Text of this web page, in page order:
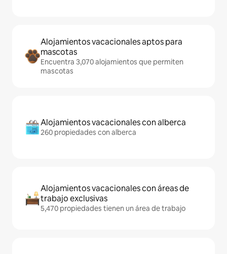
Alojamientos vacacionales aptos para
mascotas
Encuentra 3,070 alojamientos que permiten
mascotas
Alojamientos vacacionales con alberca
260 propiedades con alberca
Alojamientos vacacionales con áreas de
trabajo exclusivas
5,470 propiedades tienen un área de trabajo